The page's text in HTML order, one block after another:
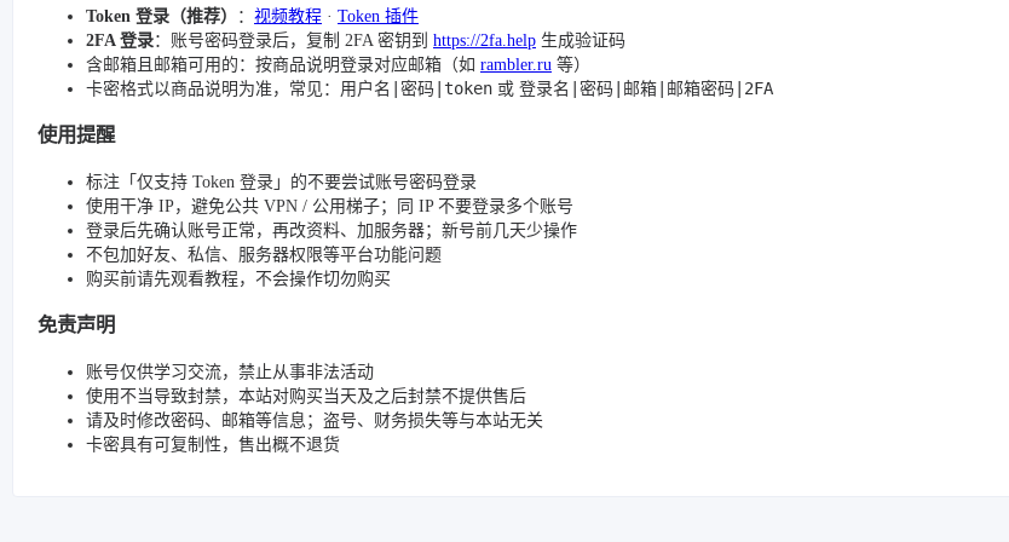
Token 登录（推荐） ： 视频教程 · Token 插件
2FA 登录：账号密码登录后，复制 2FA 密钥到 https://2fa.help 生成验证码
含邮箱且邮箱可用的：按商品说明登录对应邮箱（如 rambler.ru 等）
卡密格式以商品说明为准，常见： 用户名|密码|token 或 登录名|密码|邮箱|邮箱密码|2FA
使用提醒
标注「仅支持 Token 登录」的不要尝试账号密码登录
使用干净 IP，避免公共 VPN / 公用梯子；同 IP 不要登录多个账号
登录后先确认账号正常，再改资料、加服务器；新号前几天少操作
不包加好友、私信、服务器权限等平台功能问题
购买前请先观看教程，不会操作切勿购买
免责声明
账号仅供学习交流，禁止从事非法活动
使用不当导致封禁，本站对购买当天及之后封禁不提供售后
请及时修改密码、邮箱等信息；盗号、财务损失等与本站无关
卡密具有可复制性，售出概不退货